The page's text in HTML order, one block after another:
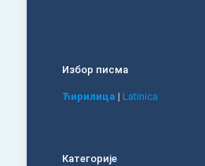
Избор писма
Ћирилица | Latinica
Категорије